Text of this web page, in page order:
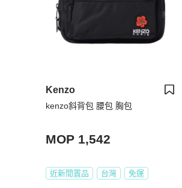
Kenzo
kenzo斜背包 腰包 胸包
MOP 1,542
近新閒置品 台灣 免運